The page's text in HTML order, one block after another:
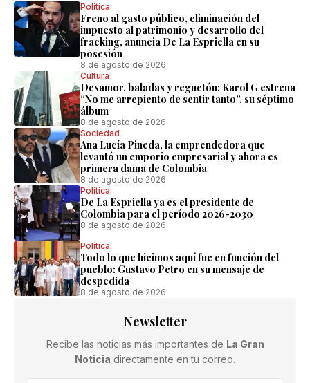
Política
Freno al gasto público, eliminación del
impuesto al patrimonio y desarrollo del
fracking, anuncia De La Espriella en su
posesión
8 de agosto de 2026
Cultura
Desamor, baladas y reguetón: Karol G estrena
“No me arrepiento de sentir tanto”, su séptimo
álbum
8 de agosto de 2026
Sociedad
Ana Lucía Pineda, la emprendedora que
levantó un emporio empresarial y ahora es
primera dama de Colombia
8 de agosto de 2026
Política
De La Espriella ya es el presidente de
Colombia para el período 2026-2030
8 de agosto de 2026
Política
Todo lo que hicimos aquí fue en función del
pueblo: Gustavo Petro en su mensaje de
despedida
8 de agosto de 2026
Newsletter
Recibe las noticias más importantes de La Gran
Noticia directamente en tu correo.